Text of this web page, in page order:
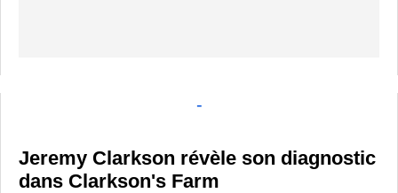
-
Jeremy Clarkson révèle son diagnostic
dans Clarkson's Farm